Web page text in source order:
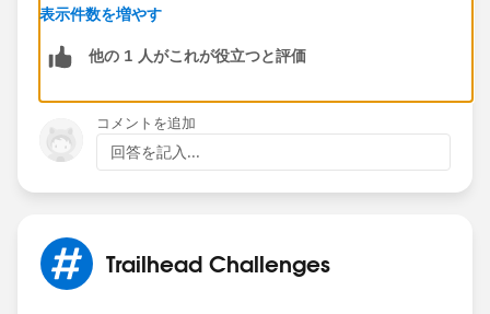
表示件数を増やす
他の 1 人がこれが役立つと評価
コメントを追加
回答を記入...
Trailhead Challenges